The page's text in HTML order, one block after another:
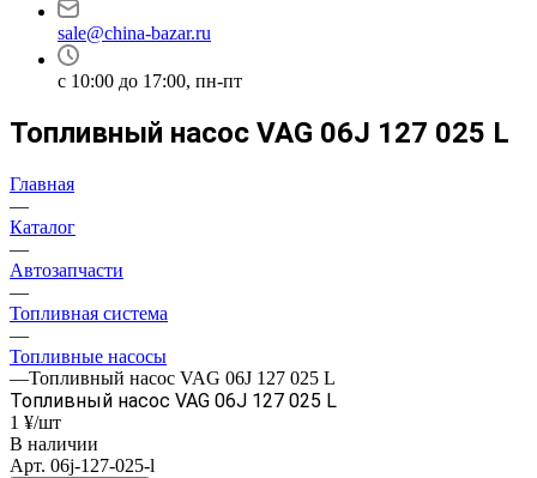
sale@china-bazar.ru
c 10:00 до 17:00, пн-пт
Топливный насос VAG 06J 127 025 L
Главная
—
Каталог
—
Автозапчасти
—
Топливная система
—
Топливные насосы
—Топливный насос VAG 06J 127 025 L
Топливный насос VAG 06J 127 025 L
1 ¥/шт
В наличии
Арт. 06j-127-025-l